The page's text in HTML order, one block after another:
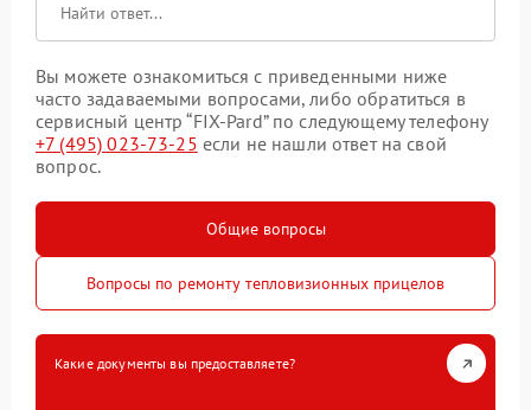
Вы можете ознакомиться с приведенными ниже
часто задаваемыми вопросами, либо обратиться в
сервисный центр “FIX-Pard” по следующему телефону
+7 (495) 023-73-25 если не нашли ответ на свой
вопрос.
Общие вопросы
Вопросы по ремонту тепловизионных прицелов
Какие документы вы предоставляете?